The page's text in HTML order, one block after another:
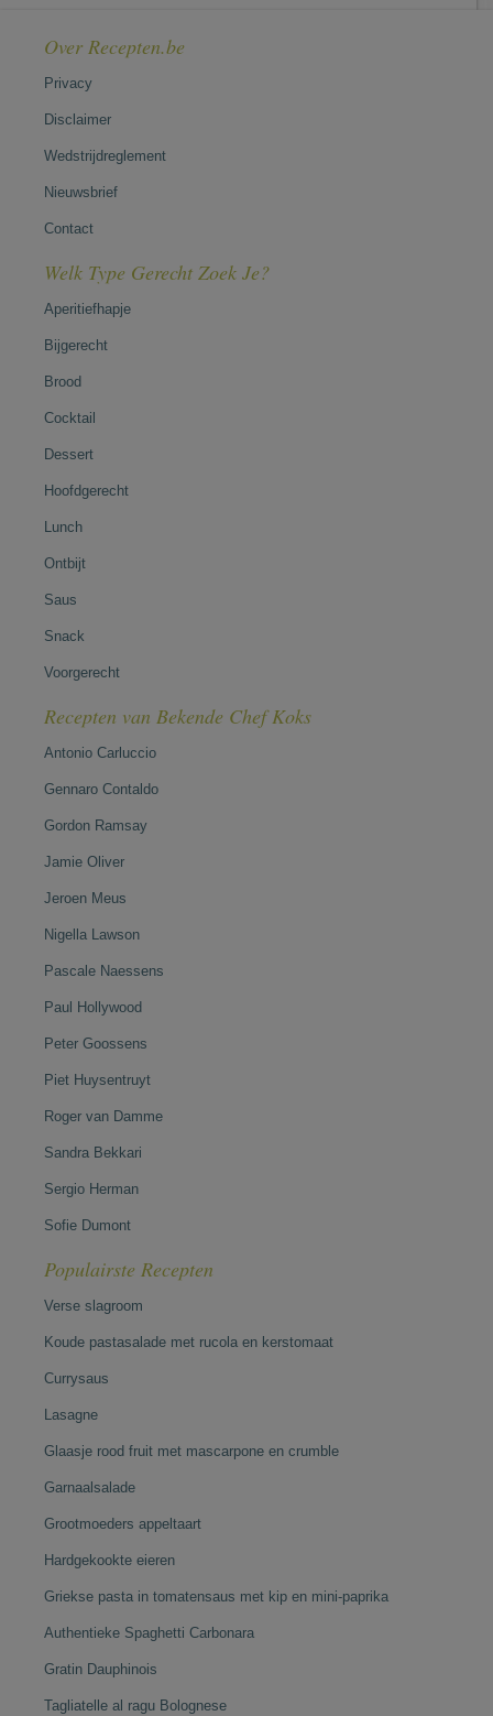
Over Recepten.be
Privacy
Disclaimer
Wedstrijdreglement
Nieuwsbrief
Contact
Welk Type Gerecht Zoek Je?
Aperitiefhapje
Bijgerecht
Brood
Cocktail
Dessert
Hoofdgerecht
Lunch
Ontbijt
Saus
Snack
Voorgerecht
Recepten van Bekende Chef Koks
Antonio Carluccio
Gennaro Contaldo
Gordon Ramsay
Jamie Oliver
Jeroen Meus
Nigella Lawson
Pascale Naessens
Paul Hollywood
Peter Goossens
Piet Huysentruyt
Roger van Damme
Sandra Bekkari
Sergio Herman
Sofie Dumont
Populairste Recepten
Verse slagroom
Koude pastasalade met rucola en kerstomaat
Currysaus
Lasagne
Glaasje rood fruit met mascarpone en crumble
Garnaalsalade
Grootmoeders appeltaart
Hardgekookte eieren
Griekse pasta in tomatensaus met kip en mini-paprika
Authentieke Spaghetti Carbonara
Gratin Dauphinois
Tagliatelle al ragu Bolognese